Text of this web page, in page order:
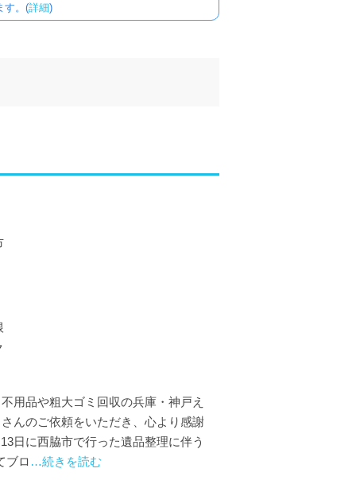
す。(詳細)
用品や粗大ゴミ回収の兵庫・神戸え
さんのご依頼をいただき、心より感謝
日に西脇市で行った遺品整理に伴う
ブロ …続きを読む